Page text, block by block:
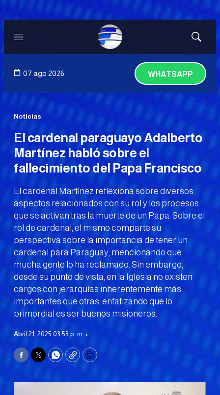
Menú
Mostrar
07 ago 2026 WHATSAPP
Noticias
El cardenal paraguayo Adalberto
Martínez habló sobre el
fallecimiento del Papa Francisco
El cardenal Martínez reflexiona sobre diversos
aspectos relacionados con su rol y los procesos
que se activan tras la muerte de un Papa. Sobre el
rol de cardenal, el mismo comparte su
perspectiva sobre la importancia de tener un
cardenal para Paraguay, mencionando que
mucha gente lo ha reclamado. Sin embargo,
desde su punto de vista, en la Iglesia no existen
cargos con jerarquías inherentemente más
importantes que otras, enfatizando que lo
primordial es ser buenos misioneros.
Abril 21, 2025 03:53 p. m. •
Facebook
TwitterWhatsApp
CopyPrint